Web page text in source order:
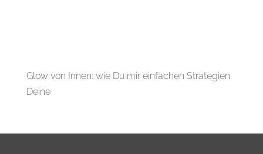
Glow von Innen: wie Du mir einfachen Strategien
Deine